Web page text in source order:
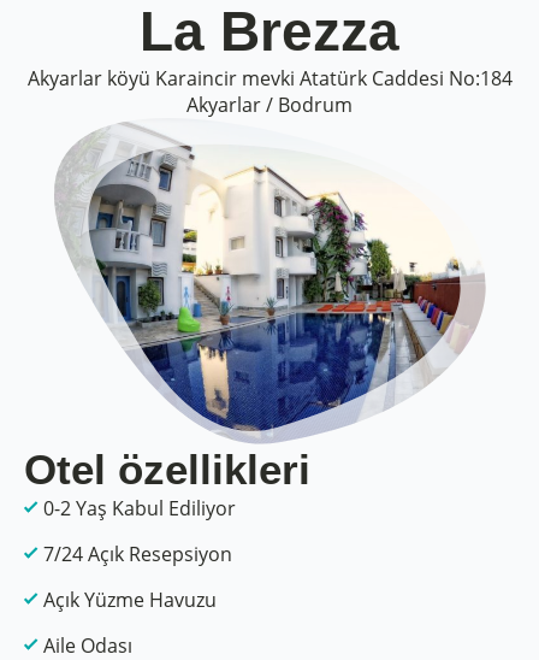
La Brezza
Akyarlar köyü Karaincir mevki Atatürk Caddesi No:184
Akyarlar / Bodrum
Otel özellikleri
0-2 Yaş Kabul Ediliyor
7/24 Açık Resepsiyon
Açık Yüzme Havuzu
Aile Odası